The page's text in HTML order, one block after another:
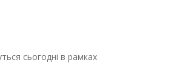
сьогодні в рамках